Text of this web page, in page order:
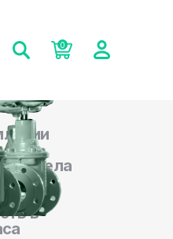
0
отдела
в